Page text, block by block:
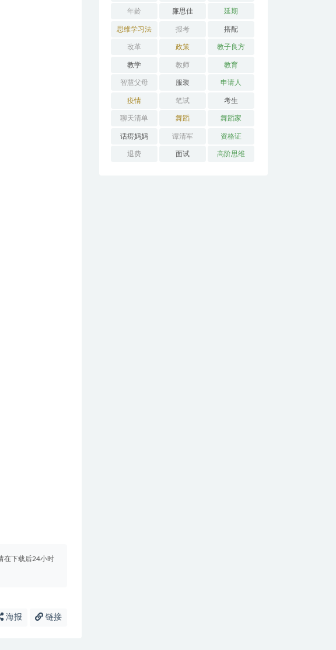
在下载后24小时
海报 链接
年龄 廉思佳 延期
思维学习法 报考 搭配
改革 政策 教子良方
教学 教师 教育
智慧父母 服装 申请人
疫情 笔试 考生
聊天清单 舞蹈 舞蹈家
话痨妈妈 谭清军 资格证
退费 面试 高阶思维